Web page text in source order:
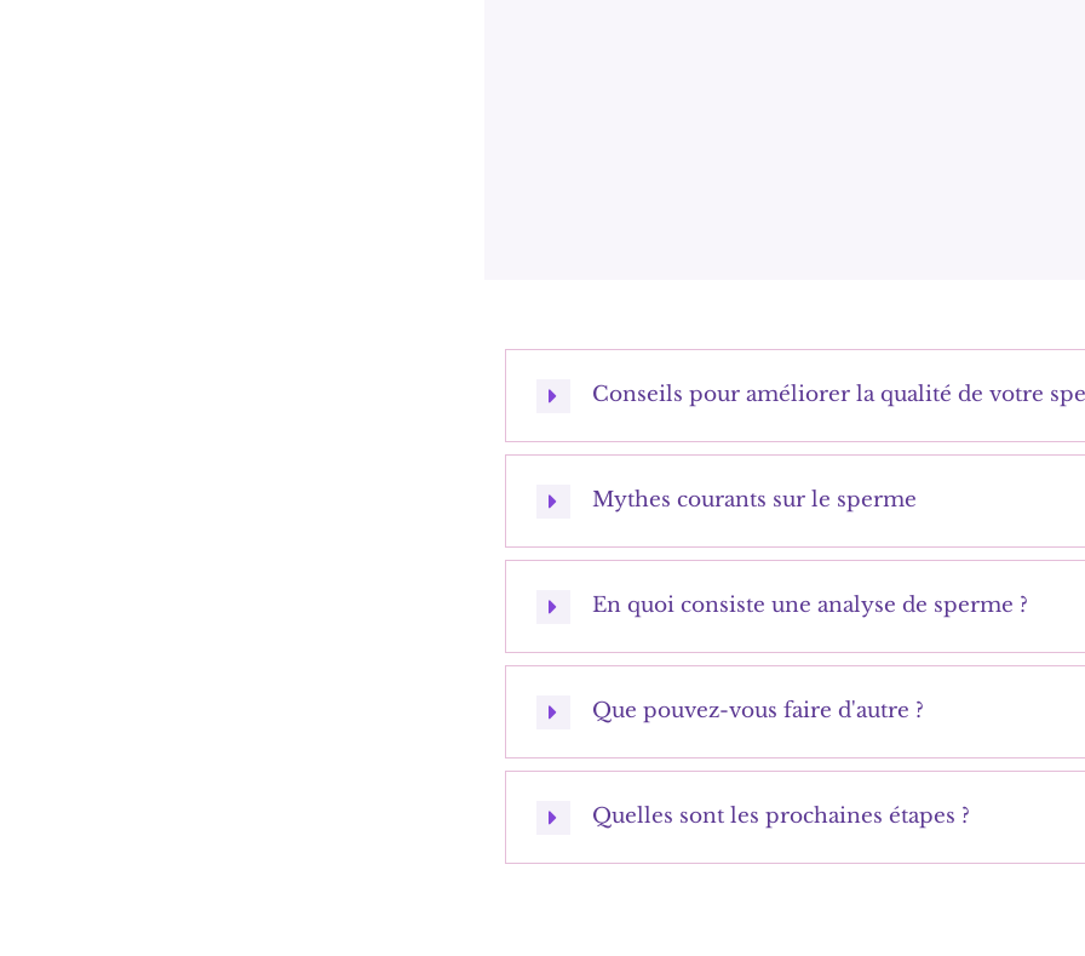
Conseils pour améliorer la qualité de votre
Mythes courants sur le sperme
En quoi consiste une analyse de sperme ?
Que pouvez-vous faire d'autre ?
Quelles sont les prochaines étapes ?